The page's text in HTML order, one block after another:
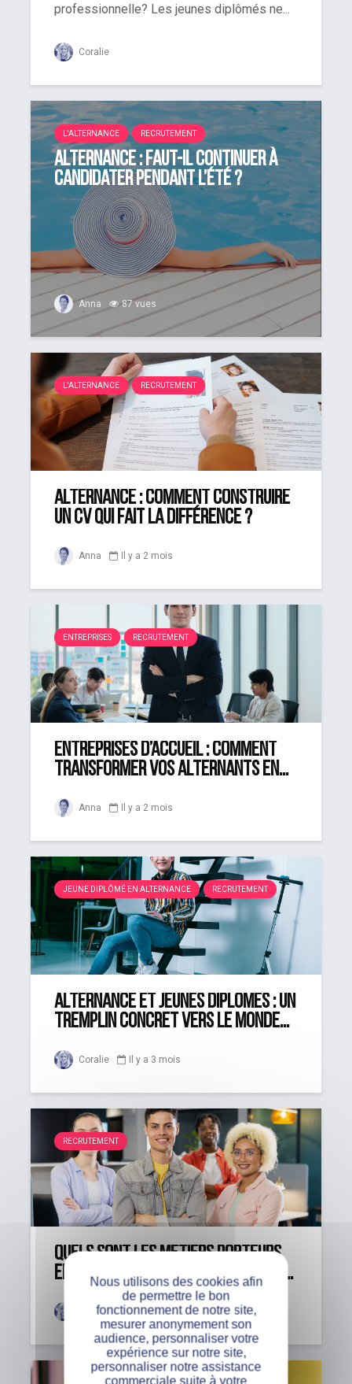
professionnelle? Les jeunes diplômés ne...
Coralie
L'ALTERNANCE RECRUTEMENT
Alternance : faut-il continuer à
candidater pendant l’été ?
Anna 87 vues
L'ALTERNANCE RECRUTEMENT
Alternance : comment construire
un CV qui fait la différence ?
Anna Il y a 2 mois
ENTREPRISES RECRUTEMENT
Entreprises d’accueil : comment
transformer vos alternants en...
Anna Il y a 2 mois
JEUNE DIPLÔMÉ EN ALTERNANCE RECRUTEMENT
Alternance et jeunes diplômés : un
tremplin concret vers le monde...
Coralie Il y a 3 mois
RECRUTEMENT
Quels sont les métiers porteurs
en alternance en 2026 : comment...
Coralie Il y a 4 mois
Nous utilisons des cookies afin
de permettre le bon
fonctionnement de notre site,
mesurer anonymement son
audience, personnaliser votre
expérience sur notre site,
personnaliser notre assistance
commerciale suite à votre